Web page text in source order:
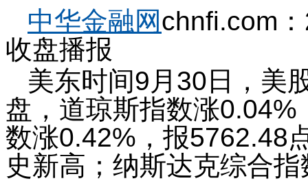
中华金融网chnfi.com
收盘播报
美东时间9月30日，美
盘，道琼斯指数涨
数涨0.42%，报5762.48
史新高；纳斯达克综合